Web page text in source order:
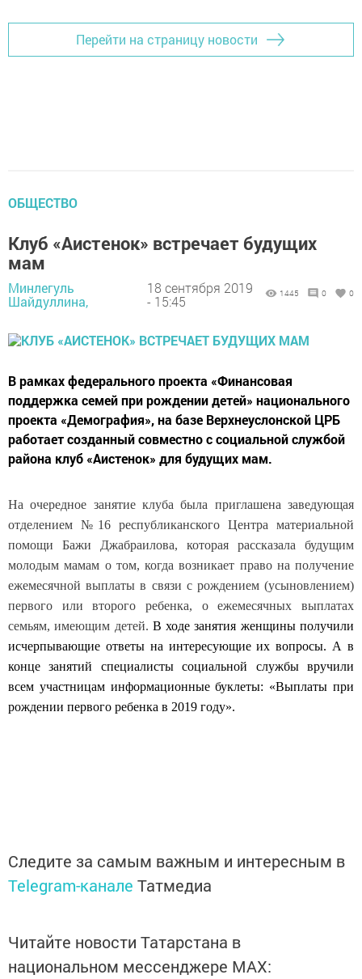
Перейти на страницу новости
ОБЩЕСТВО
Клуб «Аистенок» встречает будущих
мам
Минлегуль
Шайдуллина,
18 сентября 2019
- 15:45
1445 0 0
В рамках федерального проекта «Финансовая
поддержка семей при рождении детей» национального
проекта «Демография», на базе Верхнеуслонской ЦРБ
работает созданный совместно с социальной службой
района клуб «Аистенок» для будущих мам.
На очередное занятие клуба была приглашена заведующая
отделением №16 республиканского Центра материальной
помощи Бажи Джабраилова, которая рассказала будущим
молодым мамам о том, когда возникает право на получение
ежемесячной выплаты в связи с рождением (усыновлением)
первого или второго ребенка, о ежемесячных выплатах
семьям, имеющим детей. В ходе занятия женщины получили
исчерпывающие ответы на интересующие их вопросы. А в
конце занятий специалисты социальной службы вручили
всем участницам информационные буклеты: «Выплаты при
рождении первого ребенка в 2019 году».
Следите за самым важным и интересным в
Telegram-канале Татмедиа
Читайте новости Татарстана в
национальном мессенджере MАХ: